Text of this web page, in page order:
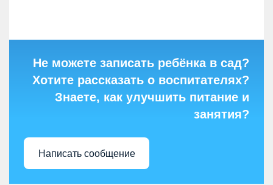
Не можете записать ребёнка в сад?
Хотите рассказать о воспитателях?
Знаете, как улучшить питание и
занятия?
Написать сообщение